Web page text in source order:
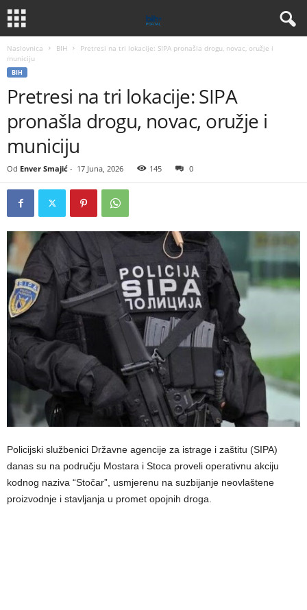
Naslovnica BIH
Pretresi na tri lokacije: SIPA pronašla drogu, novac, oružje i
municiju
BIH
Pretresi na tri lokacije: SIPA
pronašla drogu, novac, oružje i
municiju
Od Enver Smajić - 17 Juna, 2026 145 0
Policijski službenici Državne agencije za istrage i zaštitu (SIPA)
danas su na području Mostara i Stoca proveli operativnu akciju
kodnog naziva “Stočar”, usmjerenu na suzbijanje neovlaštene
proizvodnje i stavljanja u promet opojnih droga.